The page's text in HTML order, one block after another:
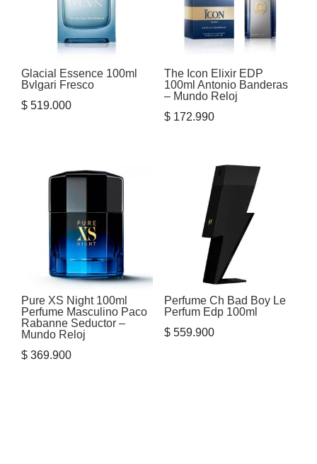
Glacial Essence 100ml
Bvlgari Fresco
$ 519.000
The Icon Elixir EDP
100ml Antonio Banderas
– Mundo Reloj
$172.990
Pure XS Night 100ml
Perfume Masculino Paco
Rabanne Seductor –
Mundo Reloj
$ 369.900
Perfume Ch Bad Boy Le
Perfum Edp 100ml
$559.900